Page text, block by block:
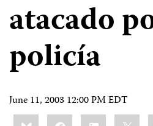
atacado
policía
June 11, 2003 12:00 PM EDT
ShareBlueskyFacebookLinkedIn